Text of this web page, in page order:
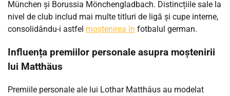
München și Borussia Mönchengladbach. Distincțiile sale la
nivel de club includ mai multe titluri de ligă și cupe interne,
consolidându-i astfel moștenirea în fotbalul german.
Influența premiilor personale asupra moștenirii
lui Matthäus
Premiile personale ale lui Lothar Matthäus au modelat